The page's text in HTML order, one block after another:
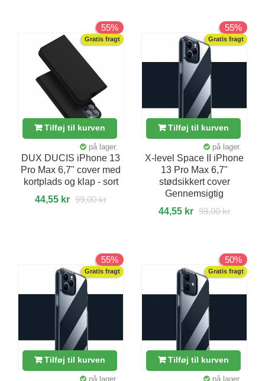
55%
Gratis fragt
Tilføj til kurven
på lager.
DUX DUCIS iPhone 13
Pro Max 6,7" cover med
kortplads og klap - sort
44,55 kr 99,00 kr
55%
Gratis fragt
Tilføj til kurven
på lager.
X-level Space II iPhone
13 Pro Max 6,7"
stødsikkert cover
Gennemsigtig
44,55 kr 99,00 kr
55%
Gratis fragt
Tilføj til kurven
på lager.
50%
Gratis fragt
Tilføj til kurven
på lager.